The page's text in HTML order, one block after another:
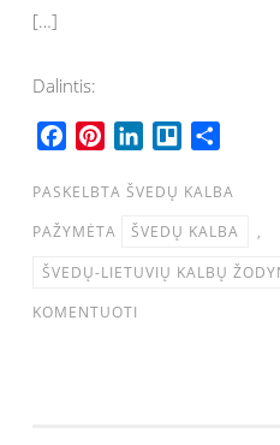
[…]
Dalintis:
c
e
o
o
n
t
r
e
n
k
d
e
o
a
r
PASKELBTA ŠVEDŲ KALBA
PAŽYMĖTA
ŠVEDŲ KALBA
,
ŠVEDŲ-LIETUVIŲ KALBŲ
KOMENTUOTI